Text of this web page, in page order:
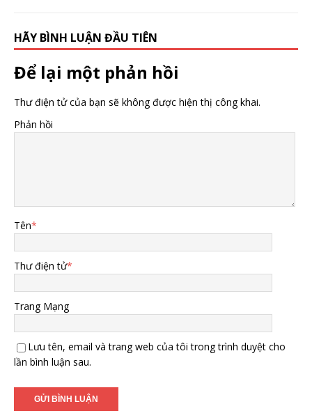
HÃY BÌNH LUẬN ĐẦU TIÊN
Để lại một phản hồi
Thư điện tử của bạn sẽ không được hiện thị công khai.
Phản hồi
Tên*
Thư điện tử*
Trang Mạng
Lưu tên, email và trang web của tôi trong trình duyệt cho
lần bình luận sau.